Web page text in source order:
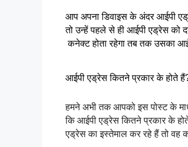
आप अपना डिवाइस के अंदर आईपी
तो उन्हें पहले से ही आईपी एड्रेस को
कनेक्ट होता रहेगा तब तक उसका
आईपी एड्रेस कितने प्रकार के होते
हमने अभी तक आपको इस पोस्ट के
कि आईपी एड्रेस कितने प्रकार के
एड्रेस का इस्तेमाल कर रहे हैं तो वह